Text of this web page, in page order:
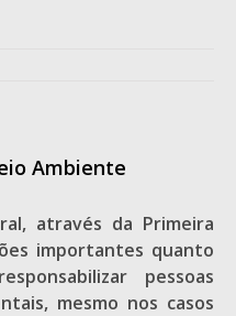
Ambiente
através da Primeira
importantes quanto
pessoas
mesmo nos casos